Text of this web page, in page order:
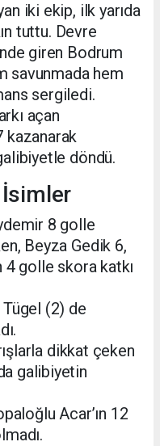
iki ekip, ilk yarıda
tuttu. Devre
giren Bodrum
savunmada hem
sergiledi.
açan
kazanarak
döndü.
İsimler
8 golle
Beyza Gedik 6,
4 golle skora katkı
Tügel (2) de
dikkat çeken
galibiyetin
Acar’ın 12